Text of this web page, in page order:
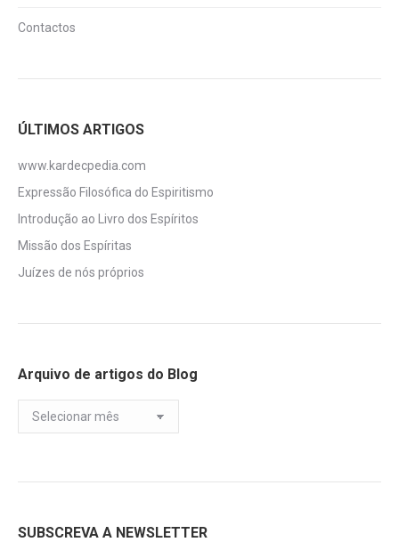
Contactos
ÚLTIMOS ARTIGOS
www.kardecpedia.com
Expressão Filosófica do Espiritismo
Introdução ao Livro dos Espíritos
Missão dos Espíritas
Juízes de nós próprios
Arquivo de artigos do Blog
Arquivo
de
SUBSCREVA A NEWSLETTER